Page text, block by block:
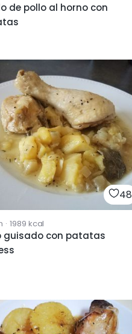
de pollo al horno con
48
· 1989 kcal
guisado con patatas